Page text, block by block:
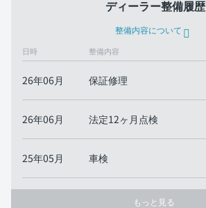
ディーラー整備履歴
整備内容について
日時 整備内容
26年06月 保証修理
26年06月 法定12ヶ月点検
25年05月 車検
もっと見る